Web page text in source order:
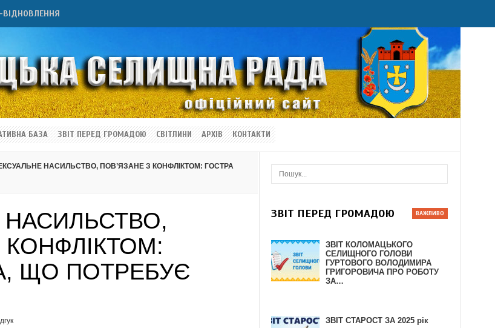
ВІДНОВЛЕННЯ
БАЗА ЗВІТ ПЕРЕД ГРОМАДОЮ СВІТЛИНИ АРХІВ КОНТАКТИ
НАСИЛЬСТВО, ПОВ’ЯЗАНЕ З КОНФЛІКТОМ: ГОСТРА
КОНФЛІКТОМ:
ЩО ПОТРЕБУЄ
ЗВІТ ПЕРЕД ГРОМАДОЮ
ЗВІТ КОЛОМАЦЬКОГО
СЕЛИЩНОГО ГОЛОВИ
ГУРТОВОГО ВОЛОДИМИРА
ГРИГОРОВИЧА ПРО РОБОТУ
ЗА…
ЗВІТ СТАРОСТ ЗА 2025 рік